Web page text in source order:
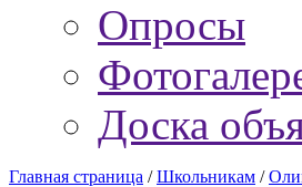
Опросы
Доска
Главная страница /Школьникам /